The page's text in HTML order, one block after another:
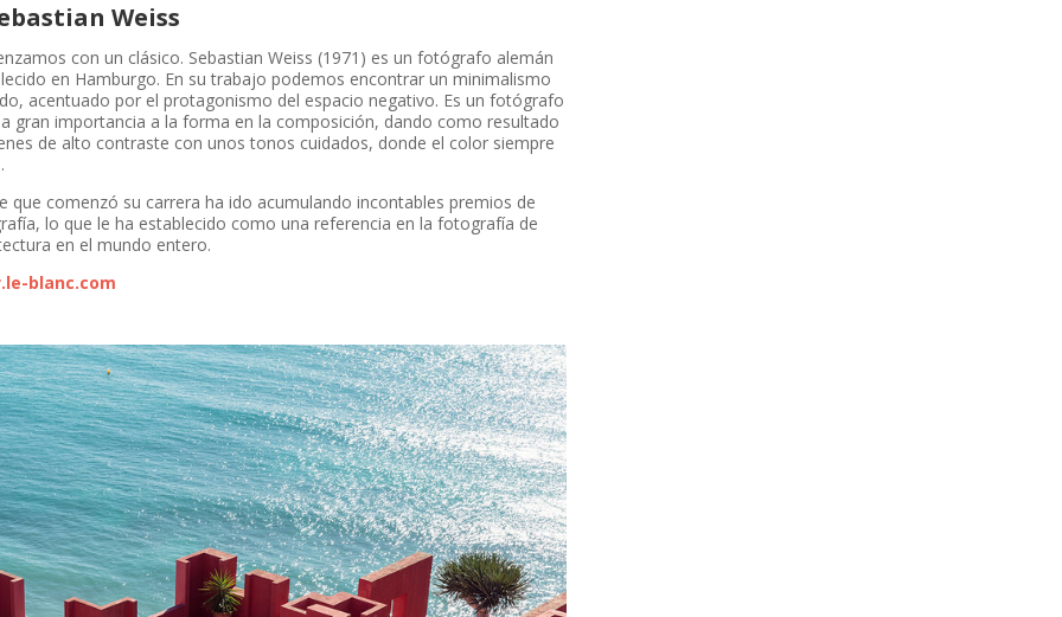
Weiss
con un clásico. Sebastian Weiss (1971) es un fotógrafo alemán
en Hamburgo. En su trabajo podemos encontrar un minimalismo
acentuado por el protagonismo del espacio negativo. Es un fotógrafo
gran importancia a la forma en la composición, dando como resultado
de alto contraste con unos tonos cuidados, donde el color siempre
que comenzó su carrera ha ido acumulando incontables premios de
lo que le ha establecido como una referencia en la fotografía de
en el mundo entero.
blanc.com